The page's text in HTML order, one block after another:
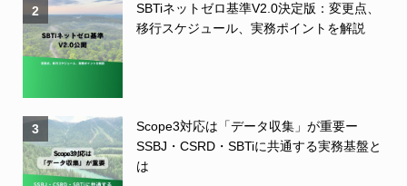
2
SBTiネットゼロ基準V2.0決定版：変更点、
移行スケジュール、実務ポイントを解説
3
Scope3対応は「データ収集」が重要ー
SSBJ・CSRD・SBTiに共通する実務基盤と
は